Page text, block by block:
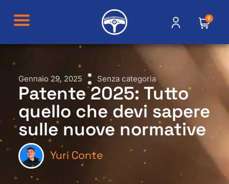
0
Gennaio 29, 2025 Senza categoria
Patente 2025: Tutto
quello che devi sapere
sulle nuove normative
Yuri Conte